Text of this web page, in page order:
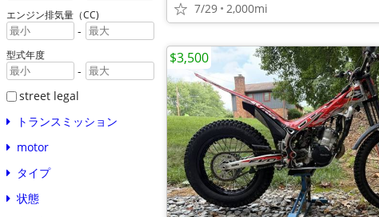
エンジン排気量（CC)
-
型式年度
-
street legal
トランスミッション
motor
タイプ
状態
7/29 2,000mi
$3,500